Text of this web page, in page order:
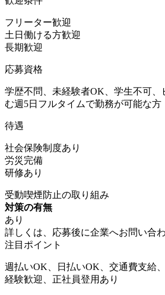
フリーター歓迎
土日働ける方歓迎
長期歓迎
応募資格
学歴不問、未経験者OK、学生不可、
む週5日フルタイムで勤務が可能な方
待遇
社会保険制度あり
労災完備
研修あり
受動喫煙防止の取り組み
対策の有無
あり
詳しくは、応募後に企業へお問い合
注目ポイント
週払いOK、日払いOK、交通費支給
経験歓迎、正社員登用あり